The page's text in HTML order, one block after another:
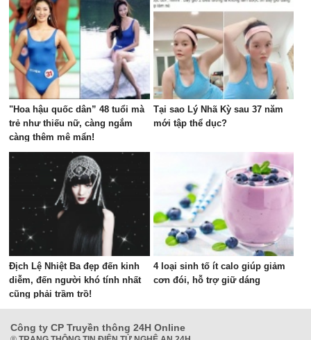
"Hoa hậu quốc dân” 48 tuổi mà
trẻ như thiếu nữ, càng ngắm
càng thêm mê mẩn!
Tại sao Lý Nhã Kỳ sau 37 năm
mới tập thể dục?
Địch Lệ Nhiệt Ba đẹp đến kinh
diễm, đến người khó tính nhất
cũng phải trầm trồ!
4 loại sinh tố ít calo giúp giảm
cơn đói, hỗ trợ giữ dáng
Công ty CP Truyền thông 24H Online